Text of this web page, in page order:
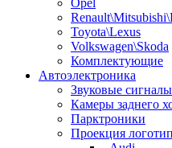
Opel
Toyota\Lexus
Volkswagen\Skoda
Комплектующие
Автоэлектроника
Звуковые сигналы
Камеры заднего
Парктроники
Проекция